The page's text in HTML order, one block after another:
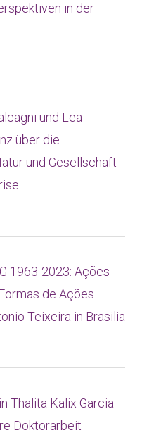
in der
und Lea
über die
und Gesellschaft
1963-2023: Ações
de Ações
Teixeira in Brasilia
Thalita Kalix Garcia
Doktorarbeit